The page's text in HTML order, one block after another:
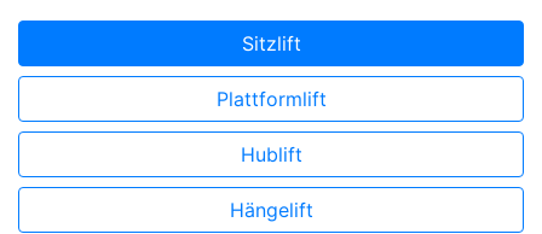
Sitzlift
Plattformlift
Hublift
Hängelift